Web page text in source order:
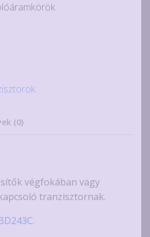
(0)
végfokában vagy
tranzisztornak.
.